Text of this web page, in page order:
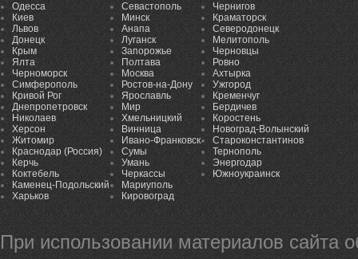
Одесса
Киев
Львов
Донецк
Крым
Ялта
Черноморск
Симферополь
Кривой Рог
Днепропетровск
Николаев
Херсон
Житомир
Краснодар (Россия)
Керчь
Коктебель
Каменец-Подольский
Харьков
Севастополь
Минск
Анапа
Луганск
Запорожье
Полтава
Москва
Ростов-на-Дону
Ярославль
Мир
Хмельницкий
Винница
Ивано-Франковск
Сумы
Умань
Черкассы
Мариуполь
Кировоград
Чернигов
Краматорск
Северодонецк
Мелитополь
Черновцы
Ровно
Ахтырка
Ужгород
Кременчуг
Бердичев
Коростень
Новоград-Волынский
Староконстантинов
Тернополь
Энергодар
Южноукраинск
При использовании материалов сайта